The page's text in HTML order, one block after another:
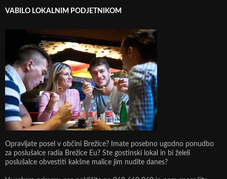
VABILO LOKALNIM PODJETNIKOM
Opravljate posel v občini Brežice? Imate posebno ugodno ponudbo
za poslušalce radia Brežice Eu? Ste gostinski lokal in bi želeli
poslušalce obvestiti kakšne malice jim nudite danes?